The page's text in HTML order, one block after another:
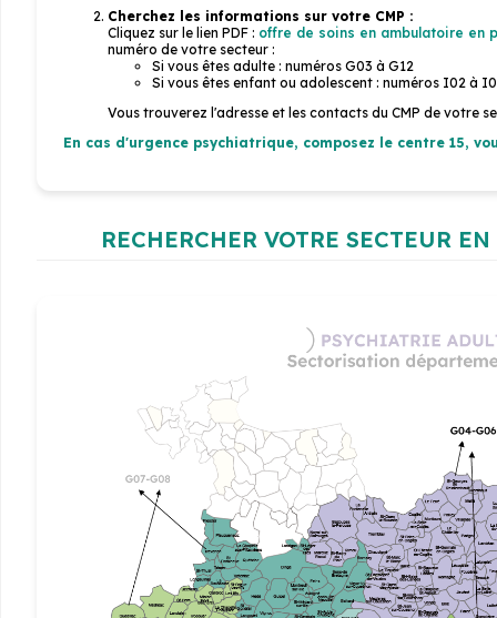
Cherchez les informations sur votre CMP :
Cliquez sur le lien PDF : offre de soins en ambulatoire en
numéro de votre secteur :
Si vous êtes adulte : numéros G03 à G12
Si vous êtes enfant ou adolescent : numéros I02 à
Vous trouverez l'adresse et les contacts du CMP de votre
En cas d'urgence psychiatrique, composez le centre 15,
RECHERCHER VOTRE SECTEUR